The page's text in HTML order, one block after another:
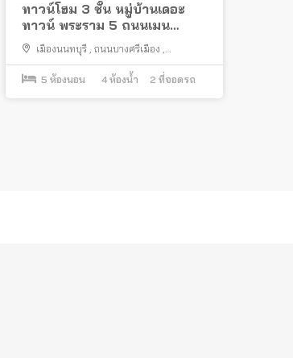
ทาวน์โฮม 3 ชั้น หมู่บ้านเดอะ
ทาวน์ พระราม 5 ถนนเมน
โครงการ ต่อเติมครบ ทำเลดี เข้า
ซอยไม่ลึก ใกล้สะพานพระราม 5
เมืองนนทบุรี , ถนนบางศรีเมือง ,
บางศรีเมือง
5 ห้องนอน 4 ห้องน้ำ 2 ที่จอดรถ